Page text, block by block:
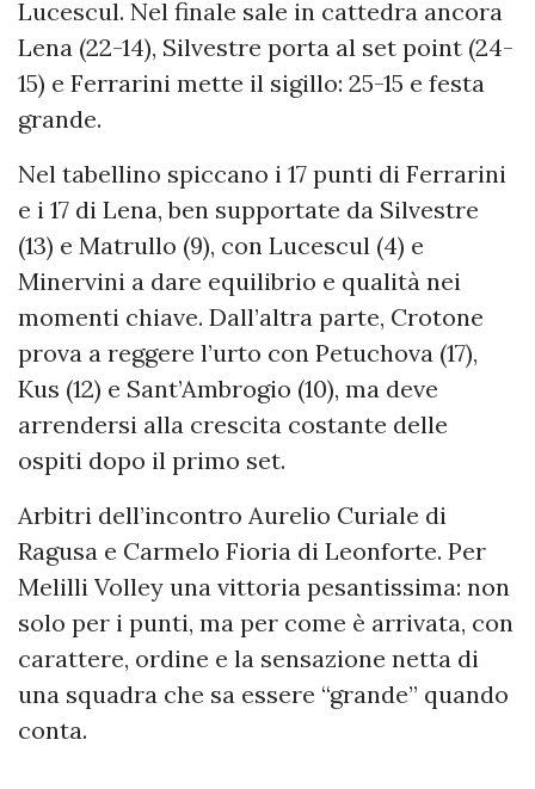
Lucescul. Nel finale sale in cattedra ancora
Lena (22-14), Silvestre porta al set point (24-
15) e Ferrarini mette il sigillo: 25-15 e festa
grande.
Nel tabellino spiccano i 17 punti di Ferrarini
e i 17 di Lena, ben supportate da Silvestre
(13) e Matrullo (9), con Lucescul (4) e
Minervini a dare equilibrio e qualità nei
momenti chiave. Dall’altra parte, Crotone
prova a reggere l’urto con Petuchova (17),
Kus (12) e Sant’Ambrogio (10), ma deve
arrendersi alla crescita costante delle
ospiti dopo il primo set.
Arbitri dell’incontro Aurelio Curiale di
Ragusa e Carmelo Fioria di Leonforte. Per
Melilli Volley una vittoria pesantissima: non
solo per i punti, ma per come è arrivata, con
carattere, ordine e la sensazione netta di
una squadra che sa essere “grande” quando
conta.